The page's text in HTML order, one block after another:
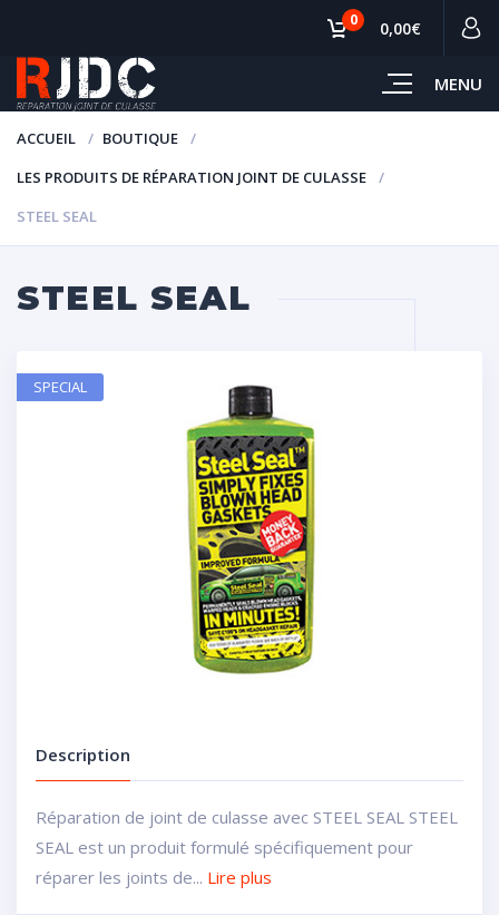
MENU
0 0,00€
ACCUEIL
BOUTIQUE
LES PRODUITS DE RÉPARATION JOINT DE CULASSE
STEEL SEAL
STEEL SEAL
Description
Réparation de joint de culasse avec STEEL SEAL STEEL
SEAL est un produit formulé spécifiquement pour
réparer les joints de... Lire plus
SPECIAL